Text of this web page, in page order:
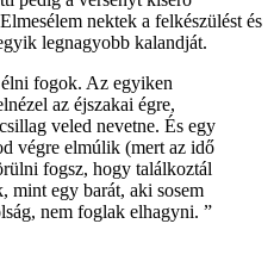
nektek a felkészülést és
legnagyobb kalandját.
fogok. Az egyiken
az éjszakai égre,
veled nevetne. És egy
végre elmúlik (mert az idő
fogsz, hogy találkoztál
mint egy barát, aki sosem
nem foglak elhagyni. ”